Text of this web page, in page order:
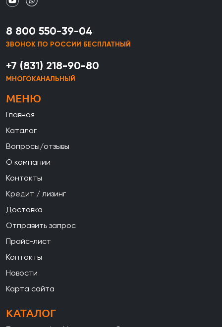
8 800 550-39-04
ЗВОНОК ПО РОССИИ БЕСПЛАТНЫЙ
+7 (831) 218-90-80
МНОГОКАНАЛЬНЫЙ
МЕНЮ
Главная
Каталог
Вопросы/отзывы
О компании
Контакты
Кредит / лизинг
Доставка
Отправить запрос
Прайс-лист
Контакты
Новости
Карта сайта
КАТАЛОГ